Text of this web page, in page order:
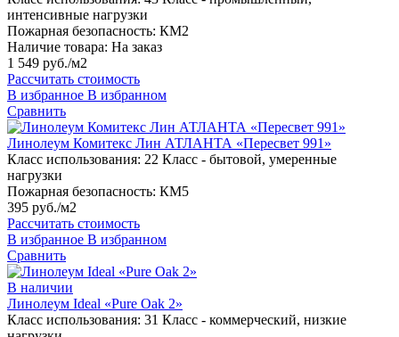
интенсивные нагрузки
Пожарная безопасность: КМ2
Наличие товара: На заказ
1 549 руб./м2
Рассчитать стоимость
В избранное В избранном
Сравнить
Линолеум Комитекс Лин АТЛАНТА «Пересвет 991»
Класс использования: 22 Класс - бытовой, умеренные
нагрузки
Пожарная безопасность: КМ5
395 руб./м2
Рассчитать стоимость
В избранное В избранном
Сравнить
В наличии
Линолеум Ideal «Pure Oak 2»
Класс использования: 31 Класс - коммерческий, низкие